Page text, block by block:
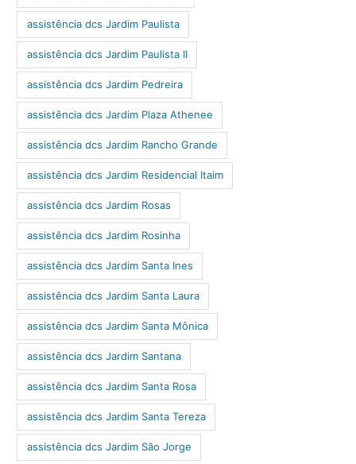
assistência dcs Jardim Paulista
assistência dcs Jardim Paulista II
assistência dcs Jardim Pedreira
assistência dcs Jardim Plaza Athenee
assistência dcs Jardim Rancho Grande
assistência dcs Jardim Residencial Itaim
assistência dcs Jardim Rosas
assistência dcs Jardim Rosinha
assistência dcs Jardim Santa Ines
assistência dcs Jardim Santa Laura
assistência dcs Jardim Santa Mônica
assistência dcs Jardim Santana
assistência dcs Jardim Santa Rosa
assistência dcs Jardim Santa Tereza
assistência dcs Jardim São Jorge